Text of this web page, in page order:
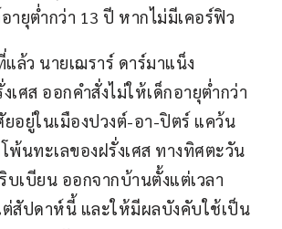
ายุต่ำกว่า 13 ปี หากไม่มีเคอร์ฟิว
ล้ว นายเฌราร์ ดาร์มาแน็ง
เศส ออกคำสั่งไม่ให้เด็กอายุต่ำกว่า
อยู่ในเมืองปวงต์-อา-ปิตร์ แคว้น
พ้นทะเลของฝรั่งเศส ทางทิศตะวัน
บเบียน ออกจากบ้านตั้งแต่เวลา
ต่สัปดาห์นี้ และให้มีผลบังคับใช้เป็น